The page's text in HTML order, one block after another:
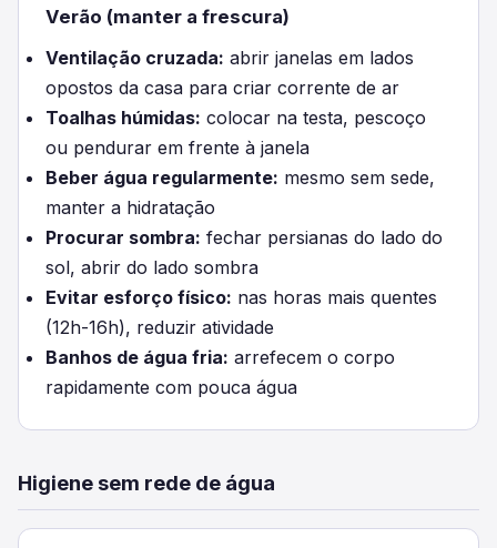
Verão (manter a frescura)
Ventilação cruzada: abrir janelas em lados
opostos da casa para criar corrente de ar
Toalhas húmidas: colocar na testa, pescoço
ou pendurar em frente à janela
Beber água regularmente: mesmo sem sede,
manter a hidratação
Procurar sombra: fechar persianas do lado do
sol, abrir do lado sombra
Evitar esforço físico: nas horas mais quentes
(12h-16h), reduzir atividade
Banhos de água fria: arrefecem o corpo
rapidamente com pouca água
Higiene sem rede de água